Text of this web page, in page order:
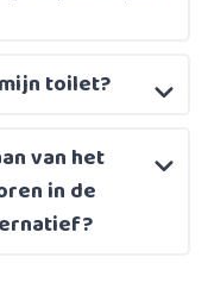
toilet?
van het
in de